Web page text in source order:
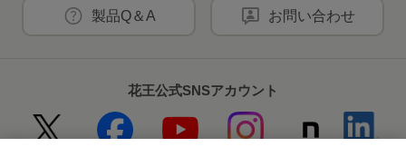
製品Q＆A お問い合わせ
花王公式SNSアカウント